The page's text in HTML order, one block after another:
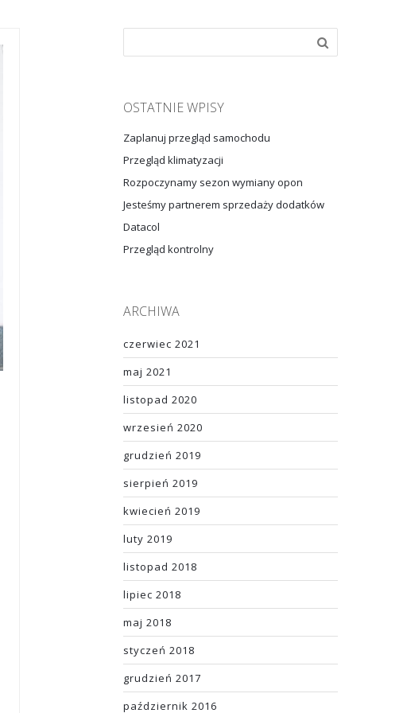
OSTATNIE WPISY
Zaplanuj przegląd samochodu
Przegląd klimatyzacji
Rozpoczynamy sezon wymiany opon
Jesteśmy partnerem sprzedaży dodatków
Datacol
Przegląd kontrolny
ARCHIWA
czerwiec 2021
maj 2021
listopad 2020
wrzesień 2020
grudzień 2019
sierpień 2019
kwiecień 2019
luty 2019
listopad 2018
lipiec 2018
maj 2018
styczeń 2018
grudzień 2017
październik 2016